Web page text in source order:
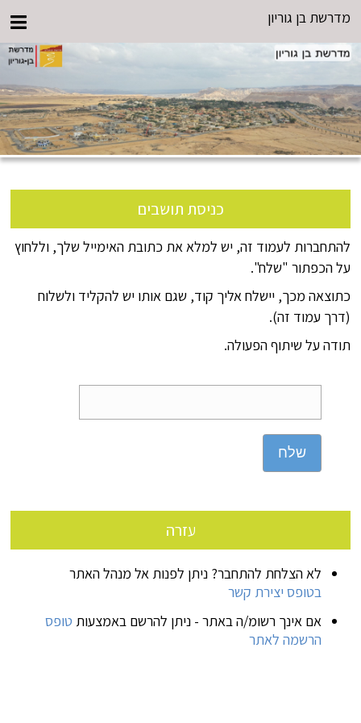
מדרשת בן גוריון
כניסת תושבים
להתחברות לעמוד זה, יש למלא את כתובת האימייל שלך, וללחוץ
על הכפתור "שלח".
כתוצאה מכך, יישלח אליך קוד, שגם אותו יש להקליד ולשלוח
(דרך עמוד זה).
תודה על שיתוף הפעולה.
שלח
עזרה
לא הצלחת להתחבר? ניתן לפנות אל מנהל האתר
בטופס יצירת קשר
אם אינך רשומ/ה באתר - ניתן להרשם באמצעות טופס
הרשמה לאתר